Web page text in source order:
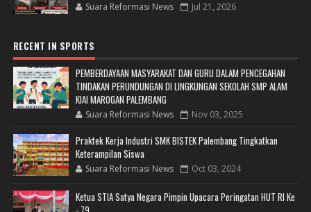
Suara Reformasi News Jul 21, 2026
RECENT IN SPORTS
PEMBERDAYAAN MASYARAKAT DAN GURU DALAM PENCEGAHAN
TINDAKAN PERUNDUNGAN DI LINGKUNGAN SEKOLAH SMP ALAM
KIAI MAROGAN PALEMBANG
Suara Reformasi News Nov 03, 2025
Praktek Kerja Industri SMK BISTEK Palembang Tingkatkan
Keterampilan Siswa
Suara Reformasi News Oct 03, 2024
Ketua STIA Satya Negara Pimpin Upacara Peringatan HUT RI Ke